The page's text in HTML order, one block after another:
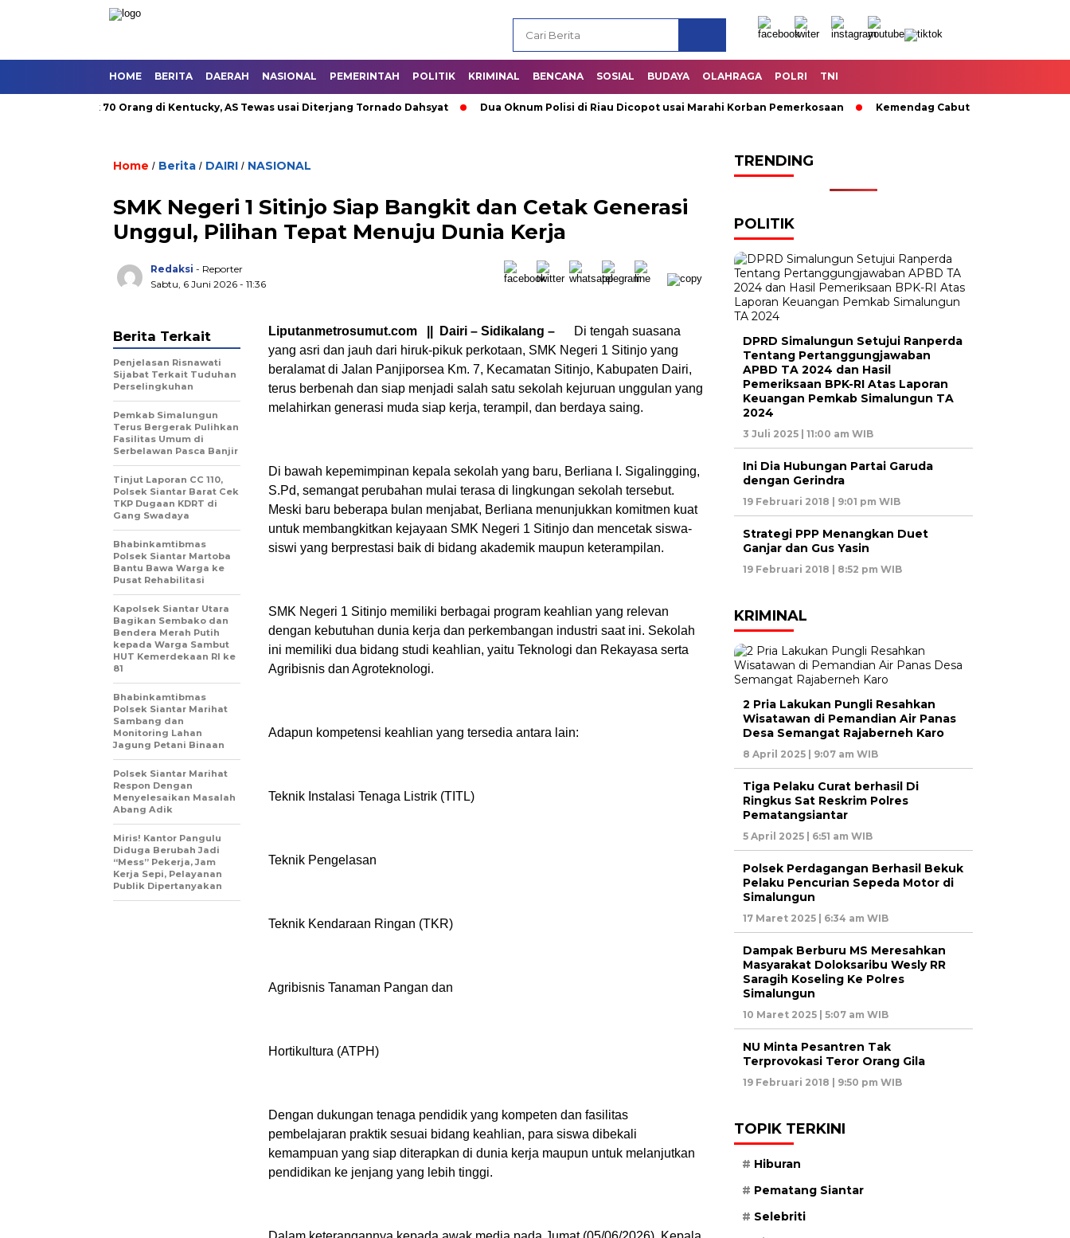
HOME BERITA DAERAH NASIONAL PEMERINTAH POLITIK KRIMINAL BENCANA SOSIAL BUDAYA OLAHRAGA POLRI TNI
Sebanyak 70 Orang di Kentucky, AS Tewas usai Diterjang Tornado Dahsyat Dua Oknum Polisi di Riau Dicopot usai Marahi Korban Pemerkosaan Kemendag Cabut Larangan Penjualan
Home / Berita / DAIRI / NASIONAL
SMK Negeri 1 Sitinjo Siap Bangkit dan Cetak Generasi
Unggul, Pilihan Tepat Menuju Dunia Kerja
Redaksi - Reporter
Sabtu, 6 Juni 2026 - 11:36
Liputanmetrosumut.com || Dairi – Sidikalang –
Di tengah suasana
yang asri dan jauh dari hiruk-pikuk perkotaan, SMK Negeri 1 Sitinjo yang
beralamat di Jalan Panjiporsea Km. 7, Kecamatan Sitinjo, Kabupaten Dairi,
terus berbenah dan siap menjadi salah satu sekolah kejuruan unggulan yang
melahirkan generasi muda siap kerja, terampil, dan berdaya saing.
Di bawah kepemimpinan kepala sekolah yang baru, Berliana I. Sigalingging,
S.Pd, semangat perubahan mulai terasa di lingkungan sekolah tersebut.
Meski baru beberapa bulan menjabat, Berliana menunjukkan komitmen kuat
untuk membangkitkan kejayaan SMK Negeri 1 Sitinjo dan mencetak siswa-
siswi yang berprestasi baik di bidang akademik maupun keterampilan.
SMK Negeri 1 Sitinjo memiliki berbagai program keahlian yang relevan
dengan kebutuhan dunia kerja dan perkembangan industri saat ini. Sekolah
ini memiliki dua bidang studi keahlian, yaitu Teknologi dan Rekayasa serta
Agribisnis dan Agroteknologi.
Adapun kompetensi keahlian yang tersedia antara lain:
Teknik Instalasi Tenaga Listrik (TITL)
Teknik Pengelasan
Teknik Kendaraan Ringan (TKR)
Agribisnis Tanaman Pangan dan
Hortikultura (ATPH)
Dengan dukungan tenaga pendidik yang kompeten dan fasilitas
pembelajaran praktik sesuai bidang keahlian, para siswa dibekali
kemampuan yang siap diterapkan di dunia kerja maupun untuk melanjutkan
pendidikan ke jenjang yang lebih tinggi.
Berita Terkait
Penjelasan Risnawati
Sijabat Terkait Tuduhan
Perselingkuhan
Pemkab Simalungun
Terus Bergerak Pulihkan
Fasilitas Umum di
Serbelawan Pasca Banjir
Tinjut Laporan CC 110,
Polsek Siantar Barat Cek
TKP Dugaan KDRT di
Gang Swadaya
Bhabinkamtibmas
Polsek Siantar Martoba
Bantu Bawa Warga ke
Pusat Rehabilitasi
Kapolsek Siantar Utara
Bagikan Sembako dan
Bendera Merah Putih
kepada Warga Sambut
HUT Kemerdekaan RI ke
81
Bhabinkamtibmas
Polsek Siantar Marihat
Sambang dan
Monitoring Lahan
Jagung Petani Binaan
Polsek Siantar Marihat
Respon Dengan
Menyelesaikan Masalah
Abang Adik
Miris! Kantor Pangulu
Diduga Berubah Jadi
“Mess” Pekerja, Jam
Kerja Sepi, Pelayanan
Publik Dipertanyakan
TRENDING
POLITIK
DPRD Simalungun Setujui Ranperda
Tentang Pertanggungjawaban
APBD TA 2024 dan Hasil
Pemeriksaan BPK-RI Atas Laporan
Keuangan Pemkab Simalungun TA
2024
3 Juli 2025 | 11:00 am WIB
Ini Dia Hubungan Partai Garuda
dengan Gerindra
19 Februari 2018 | 9:01 pm WIB
Strategi PPP Menangkan Duet
Ganjar dan Gus Yasin
19 Februari 2018 | 8:52 pm WIB
KRIMINAL
2 Pria Lakukan Pungli Resahkan
Wisatawan di Pemandian Air Panas
Desa Semangat Rajaberneh Karo
8 April 2025 | 9:07 am WIB
Tiga Pelaku Curat berhasil Di
Ringkus Sat Reskrim Polres
Pematangsiantar
5 April 2025 | 6:51 am WIB
Polsek Perdagangan Berhasil Bekuk
Pelaku Pencurian Sepeda Motor di
Simalungun
17 Maret 2025 | 6:34 am WIB
Dampak Berburu MS Meresahkan
Masyarakat Doloksaribu Wesly RR
Saragih Koseling Ke Polres
Simalungun
10 Maret 2025 | 5:07 am WIB
NU Minta Pesantren Tak
Terprovokasi Teror Orang Gila
19 Februari 2018 | 9:50 pm WIB
TOPIK TERKINI
Hiburan
Pematang Siantar
Selebriti